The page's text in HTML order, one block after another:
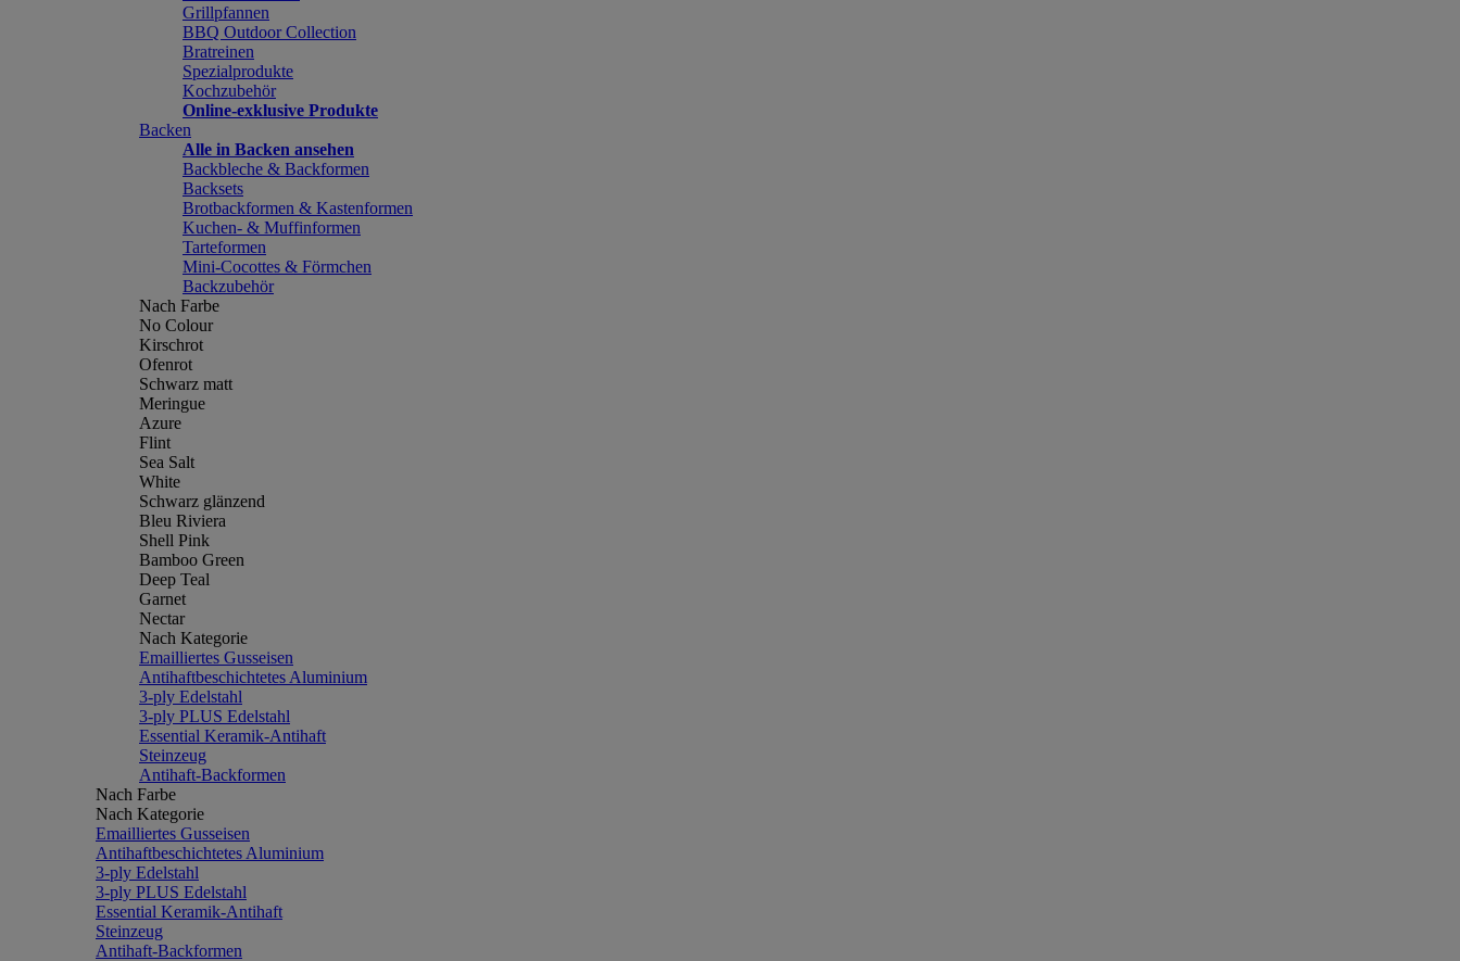
Grillpfannen
BBQ Outdoor Collection
Bratreinen
Spezialprodukte
Kochzubehör
Online-exklusive Produkte
Backen
Alle in Backen ansehen
Backbleche & Backformen
Backsets
Brotbackformen & Kastenformen
Kuchen- & Muffinformen
Tarteformen
Mini-Cocottes & Förmchen
Backzubehör
Nach Farbe
No Colour
Kirschrot
Ofenrot
Schwarz matt
Meringue
Azure
Flint
Sea Salt
White
Schwarz glänzend
Bleu Riviera
Shell Pink
Bamboo Green
Deep Teal
Garnet
Nectar
Nach Kategorie
Emailliertes Gusseisen
Antihaftbeschichtetes Aluminium
3-ply Edelstahl
3-ply PLUS Edelstahl
Essential Keramik-Antihaft
Steinzeug
Antihaft-Backformen
Nach Farbe
Nach Kategorie
Emailliertes Gusseisen
Antihaftbeschichtetes Aluminium
3-ply Edelstahl
3-ply PLUS Edelstahl
Essential Keramik-Antihaft
Steinzeug
Antihaft-Backformen